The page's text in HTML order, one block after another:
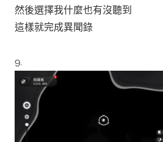
然後選擇我什麼也有沒聽到
這樣就完成異聞錄
9.